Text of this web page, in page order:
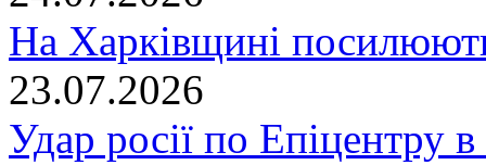
На Харківщині
23.07.2026
Удар росії по Епіцентру